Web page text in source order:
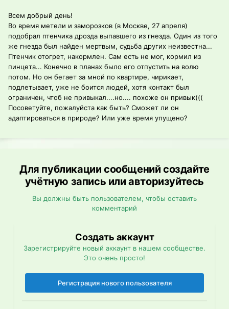
Всем добрый день!
Во время метели и заморозков (в Москве, 27 апреля)
подобрал птенчика дрозда выпавшего из гнезда. Один из того
же гнезда был найден мертвым, судьба других неизвестна...
Птенчик отогрет, накормлен. Сам есть не мог, кормил из
пинцета... Конечно в планах было его отпустить на волю
потом. Но он бегает за мной по квартире, чирикает,
подлетывает, уже не боится людей, хотя контакт был
ограничен, чтоб не привыкал....но.... похоже он привык(((
Посоветуйте, пожалуйста как быть? Сможет ли он
адаптироваться в природе? Или уже время упущено?
Для публикации сообщений создайте
учётную запись или авторизуйтесь
Вы должны быть пользователем, чтобы оставить
комментарий
Создать аккаунт
Зарегистрируйте новый аккаунт в нашем сообществе.
Это очень просто!
Регистрация нового пользователя